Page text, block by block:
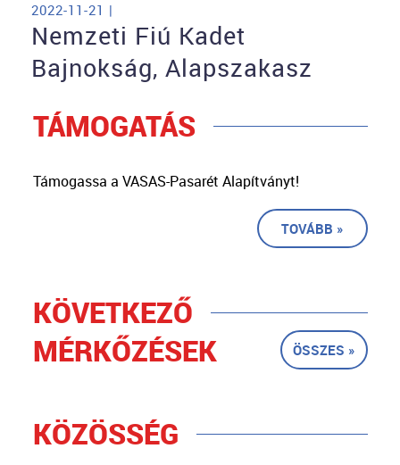
2022-11-21 |
Nemzeti Fiú Kadet
Bajnokság, Alapszakasz
TÁMOGATÁS
Támogassa a VASAS-Pasarét Alapítványt!
TOVÁBB »
KÖVETKEZŐ
MÉRKŐZÉSEK
ÖSSZES »
KÖZÖSSÉG